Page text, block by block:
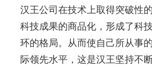
汉王公司在技术上取得突破性
科技成果的商品化，形成了科
环的格局。从而使自己所从事
际领先水平，这是汉王坚持不